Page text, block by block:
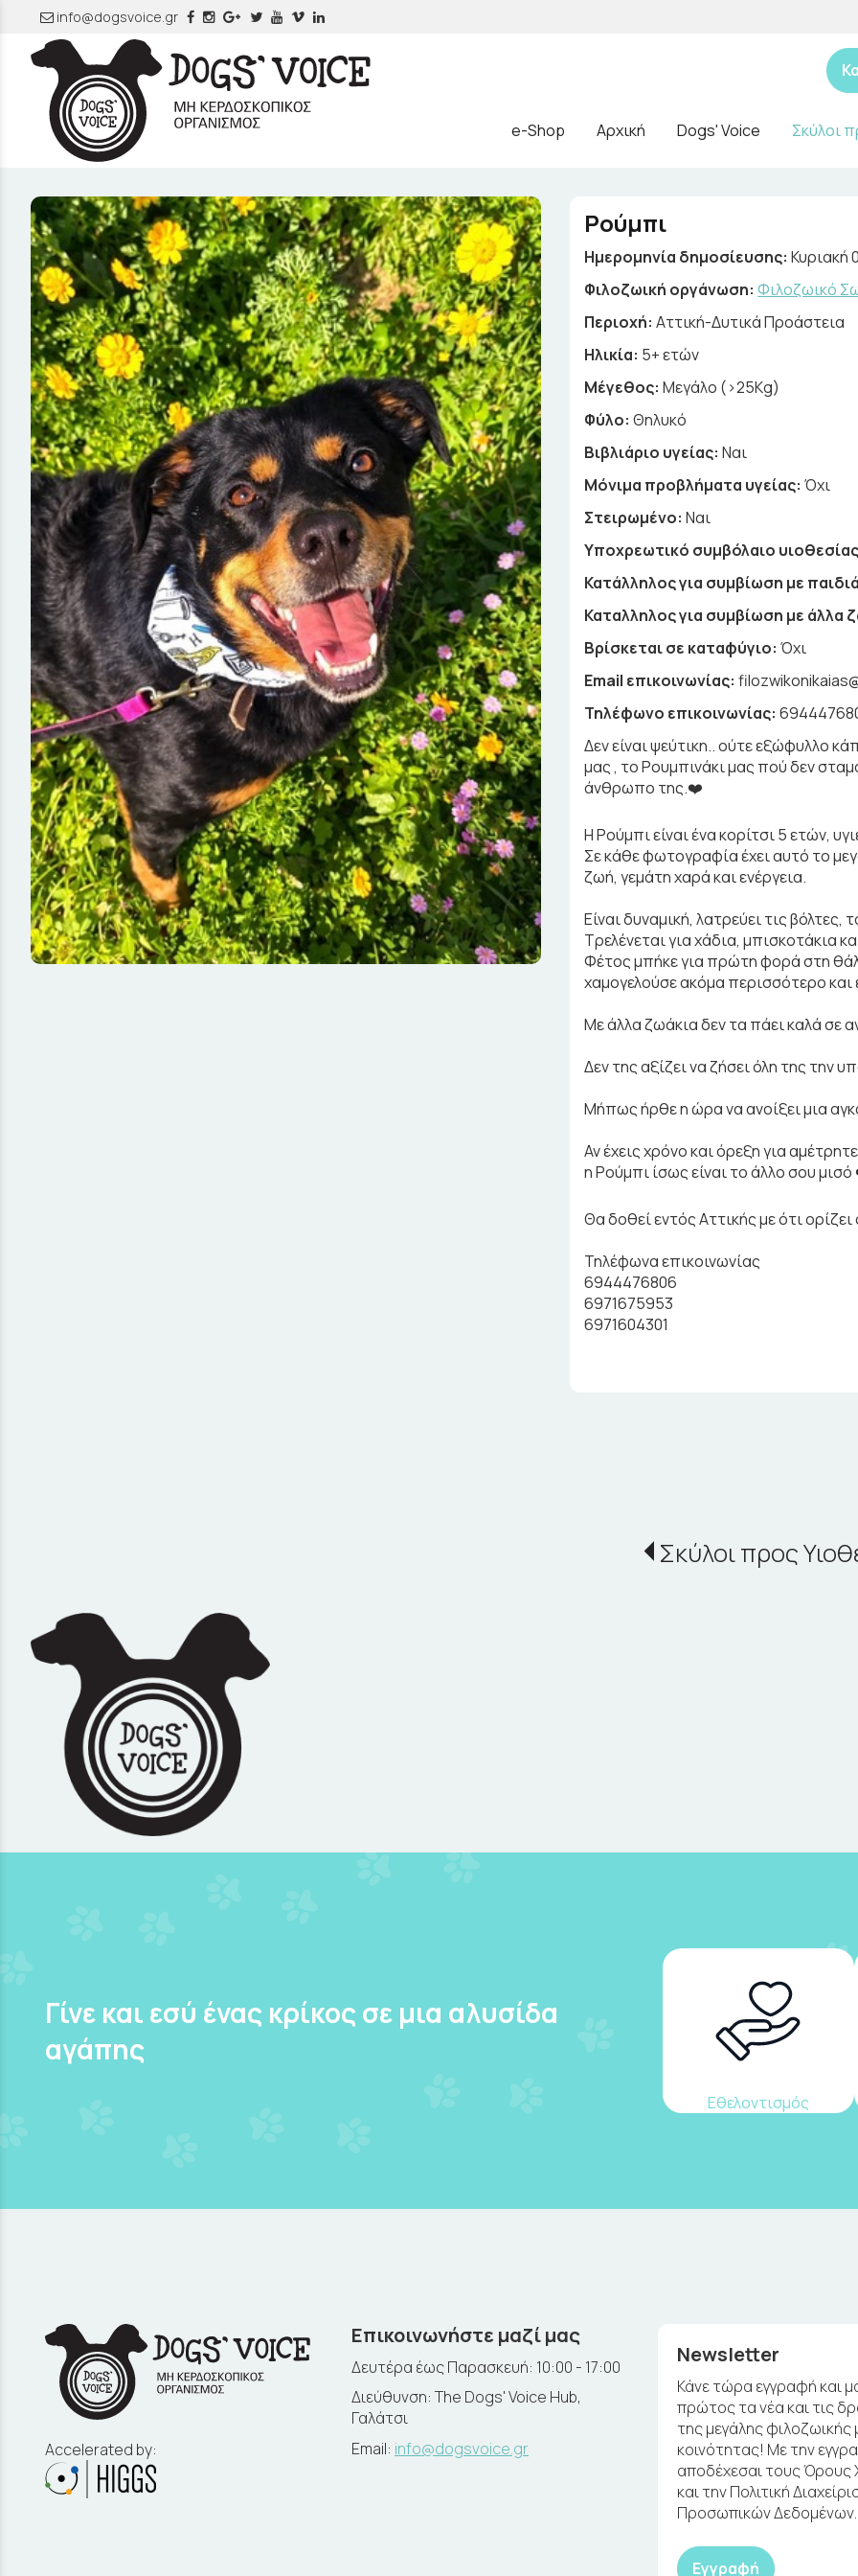
info@dogsvoice.gr
e-Shop Αρχική Dogs' Voice Σκύλοι
Ρούμπι
Ημερομηνία δημοσίευσης: Κυριακή
Φιλοζωική οργάνωση:Φιλοζωικό
Περιοχή:Αττική-Δυτικά Προάστεια
Ηλικία: 5+ ετών
Μέγεθος:Μεγάλο (>25Kg)
Φύλο:Θηλυκό
Βιβλιάριο υγείας: Ναι
Μόνιμα προβλήματα υγείας: Όχι
Στειρωμένο: Ναι
Υποχρεωτικό συμβόλαιο
Κατάλληλος για συμβίωση με
Καταλληλος για συμβίωση με άλλα
Βρίσκεται σε καταφύγιο: Όχι
Email επικοινωνίας:
Τηλέφωνο επικοινωνίας:
Δεν είναι ψεύτικη.. ούτε εξώφυλλο
μας , το Ρουμπινάκι μας πού δεν
άνθρωπο της.❤️
Η Ρούμπι είναι ένα κορίτσι 5 ετών,
Σε κάθε φωτογραφία έχει αυτό το
ζωή, γεμάτη χαρά και ενέργεια.
Είναι δυναμική, λατρεύει τις βόλτες,
Τρελένεται για χάδια, μπισκοτάκια
Φέτος μπήκε για πρώτη φορά στη
χαμογελούσε ακόμα περισσότερο και
Με άλλα ζωάκια δεν τα πάει καλά σε
Δεν της αξίζει να ζήσει όλη της την
Μήπως ήρθε η ώρα να ανοίξει μια
Αν έχεις χρόνο και όρεξη για
η Ρούμπι ίσως είναι το άλλο σου
Θα δοθεί εντός Αττικής με ότι
Τηλέφωνα επικοινωνίας
6944476806
6971675953
6971604301
Σκύλοι προς
Γίνε και εσύ ένας κρίκος σε μια αλυσίδα
αγάπης
Εθελοντισμός
Accelerated by:
Επικοινωνήστε μαζί μας
Δευτέρα έως Παρασκευή: 10:00 - 17:00
Διεύθυνση: The Dogs' Voice Hub,
Γαλάτσι
Email: info@dogsvoice.gr
Newsletter
Κάνε τώρα εγγραφή και
πρώτος τα νέα και τις
της μεγάλης φιλοζωικής
κοινότητας! Με την
αποδέχεσαι τους Όρους
και την Πολιτική
Προσωπικών Δεδομένων.
Εγγραφή